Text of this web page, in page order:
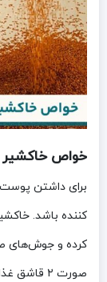
خواص خاکشیر
برای داشتن
کننده باشد.
کرده و جوش‌های
صورت ۲